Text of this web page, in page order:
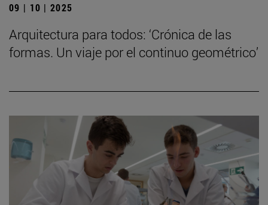
09 | 10 | 2025
Arquitectura para todos: ‘Crónica de las
formas. Un viaje por el continuo geométrico’